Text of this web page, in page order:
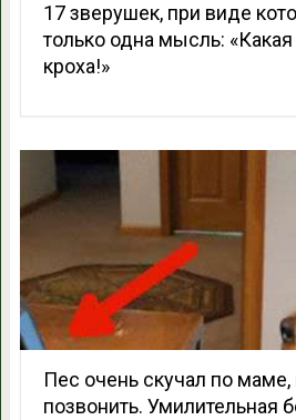
17 зверушек, при виде
только одна мысль:
кроха!»
Пес очень скучал по
позвонить. Умилительная